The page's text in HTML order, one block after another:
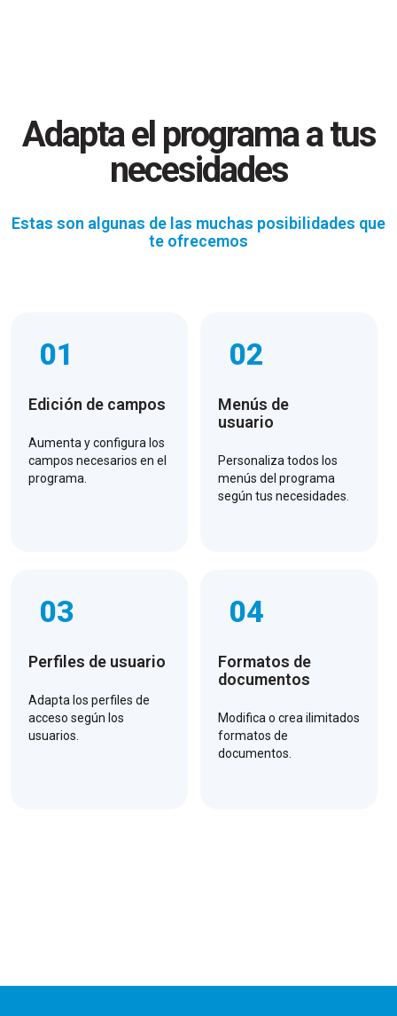
Adapta el programa a tus
necesidades
Estas son algunas de las muchas posibilidades que
te ofrecemos
01
Edición de campos
Aumenta y configura los
campos necesarios en el
programa.
02
Menús de
usuario
Personaliza todos los
menús del programa
según tus necesidades.
03
Perfiles de usuario
Adapta los perfiles de
acceso según los
usuarios.
04
Formatos de
documentos
Modifica o crea ilimitados
formatos de
documentos.